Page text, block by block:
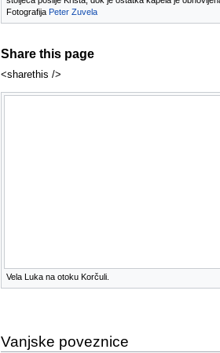
Fotografija Peter Zuvela
Share this page
<sharethis />
Vela Luka na otoku Korčuli.
Vanjske poveznice